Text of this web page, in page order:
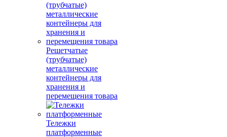
Решетчатые
(трубчатые)
металлические
контейнеры для
хранения и
перемещения товара
Тележки
платформенные